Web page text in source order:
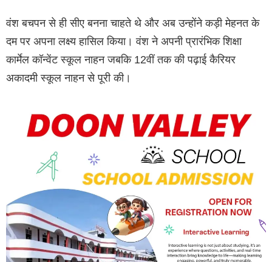
वंश बचपन से ही सीए बनना चाहते थे और अब उन्होंने कड़ी मेहनत के
दम पर अपना लक्ष्य हासिल किया। वंश ने अपनी प्रारंभिक शिक्षा
कार्मेल कॉन्वेंट स्कूल नाहन जबकि 12वीं तक की पढ़ाई कैरियर
अकादमी स्कूल नाहन से पूरी की।